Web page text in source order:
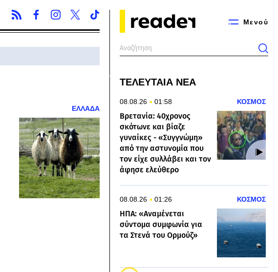
Μενού
ΕΛΛΑΔΑ
ΤΕΛΕΥΤΑΙΑ ΝΕΑ
08.08.26 01:58 ΚΟΣΜΟΣ
Βρετανία: 40χρονος
σκότωνε και βίαζε
γυναίκες - «Συγγνώμη»
από την αστυνομία που
τον είχε συλλάβει και τον
άφησε ελεύθερο
08.08.26 01:26 ΚΟΣΜΟΣ
ΗΠΑ: «Αναμένεται
σύντομα συμφωνία για
τα Στενά του Ορμούζ»